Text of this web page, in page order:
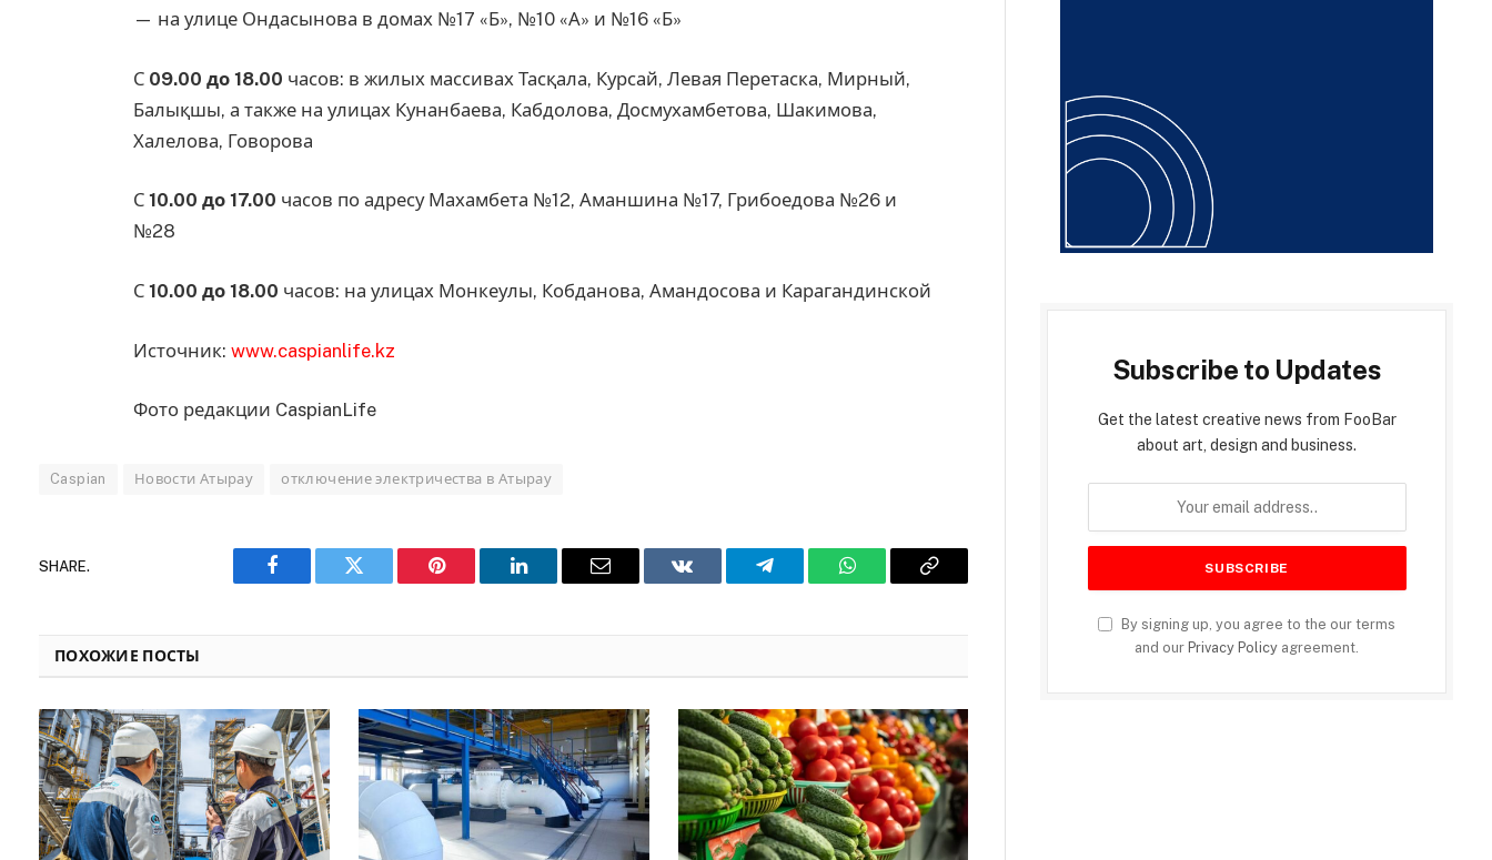
— на улице Ондасынова в домах №17 «Б», №10 «А» и №16 «Б»
С 09.00 до 18.00 часов: в жилых массивах Тасқала, Курсай, Левая Перетаска, Мирный,
Балықшы, а также на улицах Кунанбаева, Кабдолова, Досмухамбетова, Шакимова,
Халелова, Говорова
С 10.00 до 17.00 часов по адресу Махамбета №12, Аманшина №17, Грибоедова №26 и
№28
С 10.00 до 18.00 часов: на улицах Монкеулы, Кобданова, Амандосова и Карагандинской
Источник: www.caspianlife.kz
Фото редакции CaspianLife
Caspian Новости Атырау отключение электричества в Атырау
SHARE.
Facebook Twitter Pinterest LinkedIn Email VKontakteTelegram WhatsAppCopy
ПОХОЖИЕ ПОСТЫ
Subscribe to Updates
Get the latest creative news from FooBar
about art, design and business.
By signing up, you agree to the our terms
and our Privacy Policy agreement.